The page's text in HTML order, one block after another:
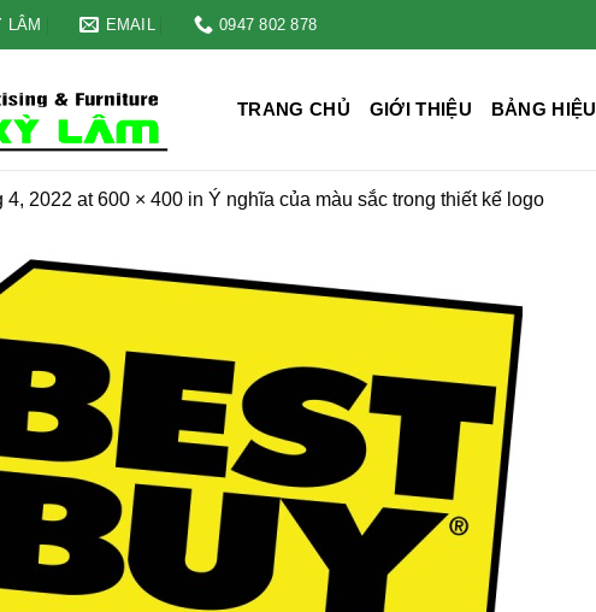
LÂM EMAIL 0947 802 878
TRANG CHỦ GIỚI THIỆU BẢNG HIỆU
4, 2022 at600 × 400 in Ý nghĩa của màu sắc trong thiết kế logo